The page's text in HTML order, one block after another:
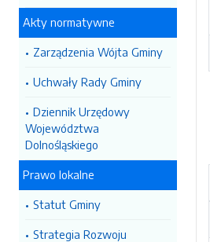
Akty normatywne
Zarządzenia Wójta Gminy
Uchwały Rady Gminy
Dziennik Urzędowy
Województwa
Dolnośląskiego
Prawo lokalne
Statut Gminy
Strategia Rozwoju